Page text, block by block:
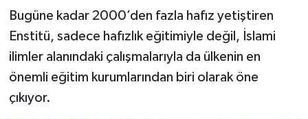
Bugüne kadar 2000’den fazla hafız yetiştiren
Enstitü, sadece hafızlık eğitimiyle değil, İslami
ilimler alanındaki çalışmalarıyla da ülkenin en
önemli eğitim kurumlarından biri olarak öne
çıkıyor.
Bilecik Müftülüğü
Bingöl Müftülüğü
Bitlis Müftülüğü
Kültür-Sanat
Aile
Sağlık